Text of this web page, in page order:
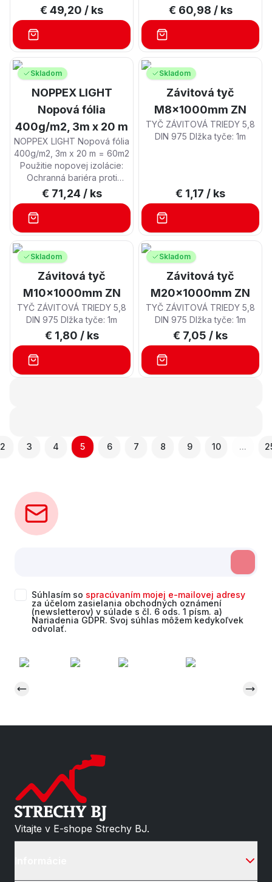
trvanlivá izolácia
podzemných a pozemných
stavieb proti vlhkosti. Rýchle
odvádzanie stekajúcej vody
od základov alebo stavebnej
konštrukcie, čím sa zamedzí
pôsobeniu tlakovej vody na
stavebnú konštrukciu.
Vytvorenie účinného
vetracieho priestoru medzi
konštrukciou a terénom.
Náhrada klasickej
prímurovky ku základom
stavby.
€ 49,20 / ks
proti mechanickému
poškodeniu živičných
izolácií. Účinná a trvanlivá
izolácia podzemných a
pozemných stavieb proti
vlhkosti. Rýchle odvádzanie
stekajúcej vody od základov
alebo stavebnej konštrukcie,
čím sa zamedzí pôsobeniu
tlakovej vody na stavebnú
konštrukciu. Vytvorenie
účinného vetracieho
stavby.
€ 60,98 / ks
Skladom
NOPPEX LIGHT
Nopová fólia
400g/m2, 3m x 20 m
NOPPEX LIGHT Nopová fólia
400g/m2, 3m x 20 m = 60m2
Použitie nopovej izolácie:
Ochranná bariéra proti
mechanickému poškodeniu
živičných izolácií. Účinná a
trvanlivá izolácia
podzemných a pozemných
stavieb proti vlhkosti. Rýchle
odvádzanie stekajúcej vody
od základov alebo stavebnej
konštrukcie, čím sa zamedzí
pôsobeniu tlakovej vody na
stavebnú konštrukciu.
Vytvorenie účinného
vetracieho priestoru medzi
konštrukciou a terénom.
Náhrada klasickej
prímurovky ku základom
€ 71,24 / ks
Skladom
Závitová tyč
M8x1000mm ZN
TYČ ZÁVITOVÁ TRIEDY 5,8
DIN 975 Dlžka tyče: 1m
€ 1,17 / ks
Skladom
Závitová tyč
M10x1000mm ZN
TYČ ZÁVITOVÁ TRIEDY 5,8
DIN 975 Dlžka tyče: 1m
€ 1,80 / ks
Skladom
Závitová tyč
M20x1000mm ZN
TYČ ZÁVITOVÁ TRIEDY 5,8
DIN 975 Dlžka tyče: 1m
€ 7,05 / ks
2 3 4 5 6 7 8 9 10 ...
Súhlasím so spracúvaním mojej e-mailovej adresy
za účelom zasielania obchodných oznámení
(newsletterov) v súlade s čl. 6 ods. 1 písm. a)
Nariadenia GDPR. Svoj súhlas môžem kedykoľvek
odvolať.
Vitajte v E-shope Strechy BJ.